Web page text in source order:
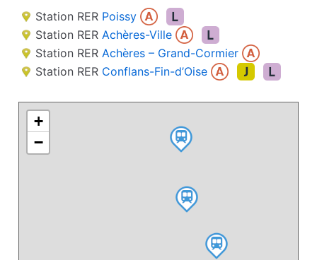
Station RER Poissy
Station RER Achères-Ville
Station RER Achères – Grand-Cormier
Station RER Conflans-Fin-d’Oise
+
−